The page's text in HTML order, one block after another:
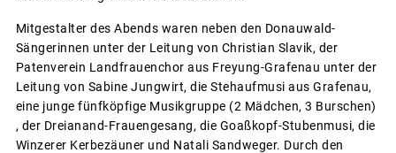
Mitgestalter des Abends waren neben den Donauwald-
Sängerinnen unter der Leitung von Christian Slavik, der
Patenverein Landfrauenchor aus Freyung-Grafenau unter der
Leitung von Sabine Jungwirt, die Stehaufmusi aus Grafenau,
eine junge fünfköpfige Musikgruppe (2 Mädchen, 3 Burschen)
, der Dreianand-Frauengesang, die Goaßkopf-Stubenmusi, die
Winzerer Kerbezäuner und Natali Sandweger. Durch den